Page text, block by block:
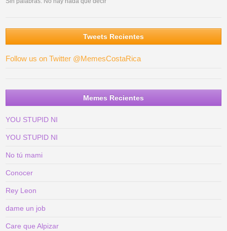
Tweets Recientes
Follow us on Twitter @MemesCostaRica
Memes Recientes
YOU STUPID NI
YOU STUPID NI
No tú mami
Conocer
Rey Leon
dame un job
Care que Alpizar